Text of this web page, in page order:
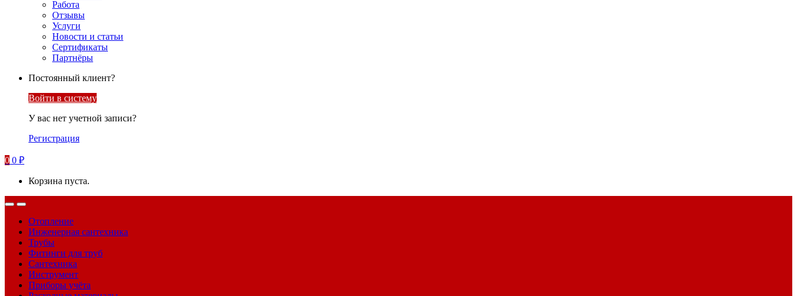
Работа
Отзывы
Услуги
Новости и статьи
Сертификаты
Партнёры
Постоянный клиент?
Войти в систему
У вас нет учетной записи?
Регистрация
0 0 ₽
Корзина пуста.
Отопление
Инженерная сантехника
Трубы
Фитинги для труб
Сантехника
Инструмент
Приборы учёта